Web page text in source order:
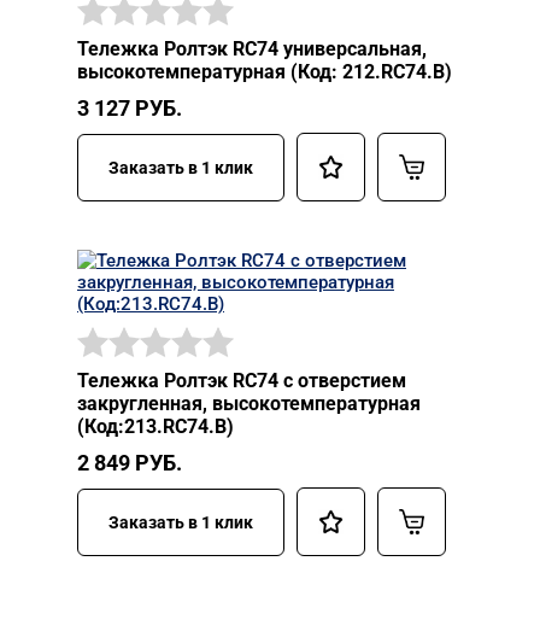
Тележка Ролтэк RC74 универсальная,
высокотемпературная (Код: 212.RC74.В)
3 127 РУБ.
Заказать в 1 клик
Тележка Ролтэк RC74 с отверстием
закругленная, высокотемпературная
(Код:213.RC74.В)
2 849 РУБ.
Заказать в 1 клик